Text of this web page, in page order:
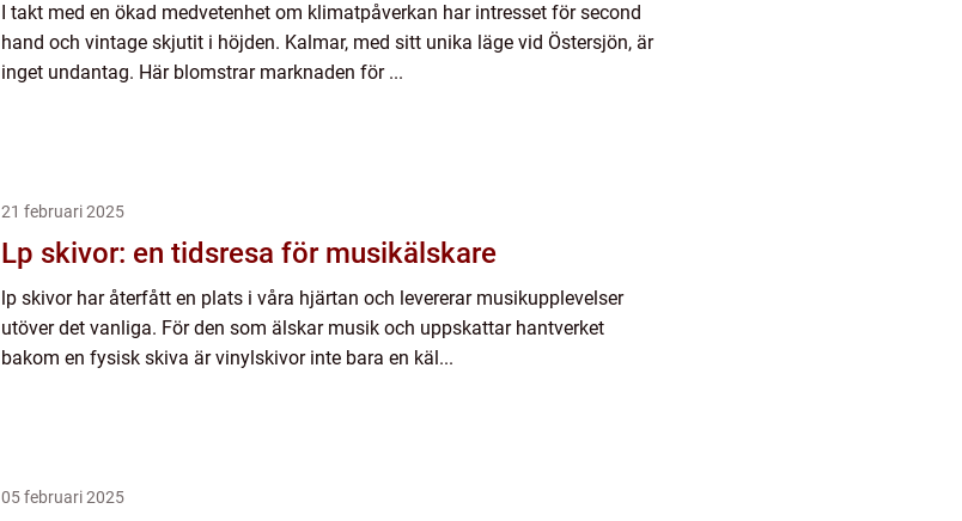
I takt med en ökad medvetenhet om klimatpåverkan har intresset för second
hand och vintage skjutit i höjden. Kalmar, med sitt unika läge vid Östersjön, är
inget undantag. Här blomstrar marknaden för ...
21 februari 2025
Lp skivor: en tidsresa för musikälskare
lp skivor har återfått en plats i våra hjärtan och levererar musikupplevelser
utöver det vanliga. För den som älskar musik och uppskattar hantverket
bakom en fysisk skiva är vinylskivor inte bara en käl...
05 februari 2025